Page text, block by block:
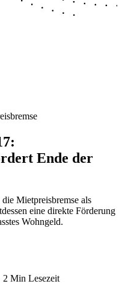
Ende der
Mietpreisbremse als
eine direkte Förderung
Wohngeld.
2 Min Lesezeit